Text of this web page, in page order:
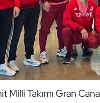
Milli Takımı Gran